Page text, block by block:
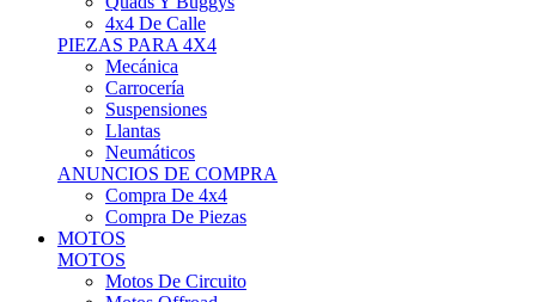
4x4 De Calle
PIEZAS PARA 4X4
Mecánica
Carrocería
Suspensiones
Llantas
Neumáticos
ANUNCIOS DE COMPRA
Compra De 4x4
Compra De Piezas
MOTOS
MOTOS
Motos De Circuito